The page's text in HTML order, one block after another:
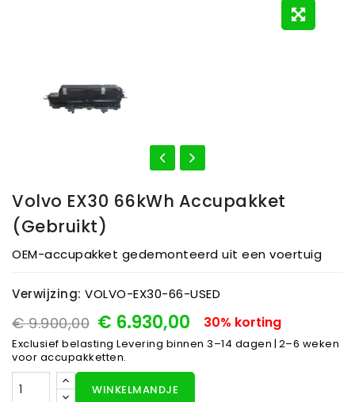
Volvo EX30 66kWh Accupakket
(gebruikt)
OEM-accupakket gedemonteerd uit een voertuig
Verwijzing: VOLVO-EX30-66-USED
€ 9.900,00 € 6.930,00 30% korting
Exclusief belasting Levering binnen 3–14 dagen | 2–6 weken
voor accupakketten.
WINKELMANDJE